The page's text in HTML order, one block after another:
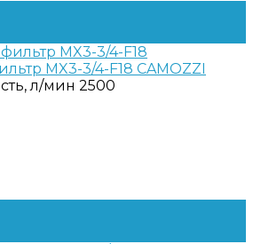
MX3-3/4-F18 CAMOZZI
л/мин 2500